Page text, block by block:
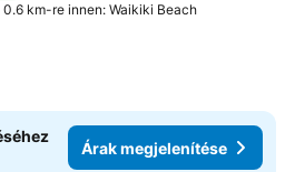
0.6 km-re innen: Waikiki Beach
Árak megjelenítése